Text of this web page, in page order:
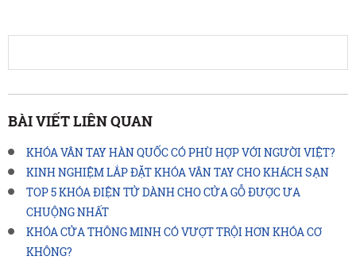
BÀI VIẾT LIÊN QUAN
KHÓA VÂN TAY HÀN QUỐC CÓ PHÙ HỢP VỚI NGƯỜI VIỆT?
KINH NGHIỆM LẮP ĐẶT KHÓA VÂN TAY CHO KHÁCH SẠN
TOP 5 KHÓA ĐIỆN TỬ DÀNH CHO CỬA GỖ ĐƯỢC ƯA
CHUỘNG NHẤT
KHÓA CỬA THÔNG MINH CÓ VƯỢT TRỘI HƠN KHÓA CƠ
KHÔNG?